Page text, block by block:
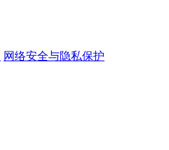
网络安全与隐私保护